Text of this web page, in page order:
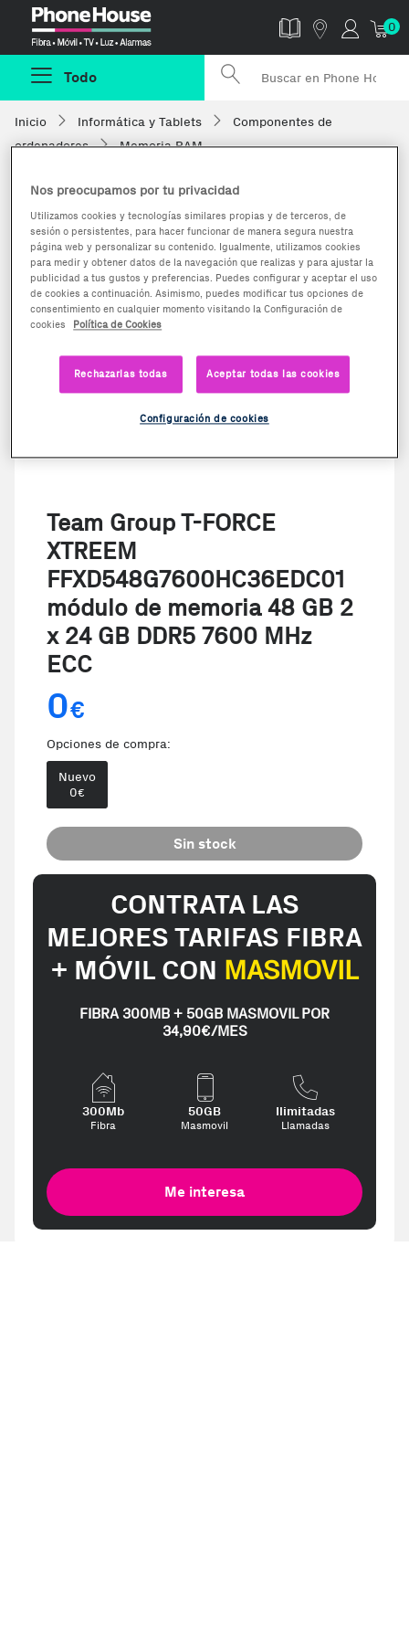
0
Todo
Inicio Informática y Tablets
Componentes de
ordenadores
Memoria RAM
Team Group T-FORCE
XTREEM
FFXD548G7600HC36EDC01
módulo de memoria 48 GB 2
x 24 GB DDR5 7600 MHz
ECC
0€
Opciones de compra:
Nuevo
0€
Sin stock
CONTRATA LAS
MEJORES TARIFAS FIBRA
+ MÓVIL CON MASMOVIL
FIBRA 300MB + 50GB MASMOVIL POR
34,90€/MES
300Mb
Fibra
50GB
Masmovil
Ilimitadas
Llamadas
Me interesa
Nos preocupamos por tu privacidad
Utilizamos cookies y tecnologías similares propias y de terceros, de
sesión o persistentes, para hacer funcionar de manera segura nuestra
página web y personalizar su contenido. Igualmente, utilizamos cookies
para medir y obtener datos de la navegación que realizas y para ajustar la
publicidad a tus gustos y preferencias. Puedes configurar y aceptar el uso
de cookies a continuación. Asimismo, puedes modificar tus opciones de
consentimiento en cualquier momento visitando la Configuración de
cookies
Política de Cookies
Rechazarlas todas Aceptar todas las cookies
Configuración de cookies